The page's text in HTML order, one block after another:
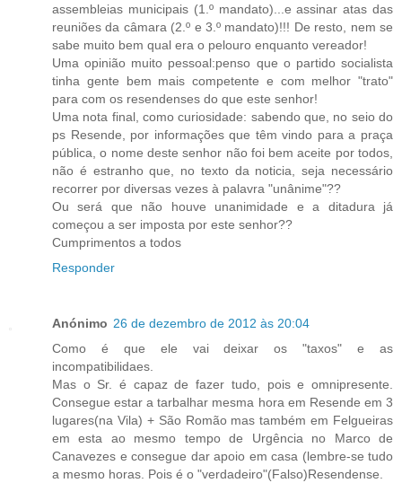
assembleias municipais (1.º mandato)...e assinar atas das
reuniões da câmara (2.º e 3.º mandato)!!! De resto, nem se
sabe muito bem qual era o pelouro enquanto vereador!
Uma opinião muito pessoal:penso que o partido socialista
tinha gente bem mais competente e com melhor "trato"
para com os resendenses do que este senhor!
Uma nota final, como curiosidade: sabendo que, no seio do
ps Resende, por informações que têm vindo para a praça
pública, o nome deste senhor não foi bem aceite por todos,
não é estranho que, no texto da noticia, seja necessário
recorrer por diversas vezes à palavra "unânime"??
Ou será que não houve unanimidade e a ditadura já
começou a ser imposta por este senhor??
Cumprimentos a todos
Responder
Anónimo 26 de dezembro de 2012 às 20:04
Como é que ele vai deixar os "taxos" e as
incompatibilidaes.
Mas o Sr. é capaz de fazer tudo, pois e omnipresente.
Consegue estar a tarbalhar mesma hora em Resende em 3
lugares(na Vila) + São Romão mas também em Felgueiras
em esta ao mesmo tempo de Urgência no Marco de
Canavezes e consegue dar apoio em casa (lembre-se tudo
a mesmo horas. Pois é o "verdadeiro"(Falso)Resendense.